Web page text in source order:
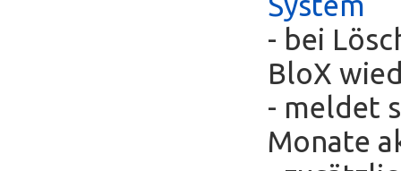
- bei
BloX
- meldet
Monate